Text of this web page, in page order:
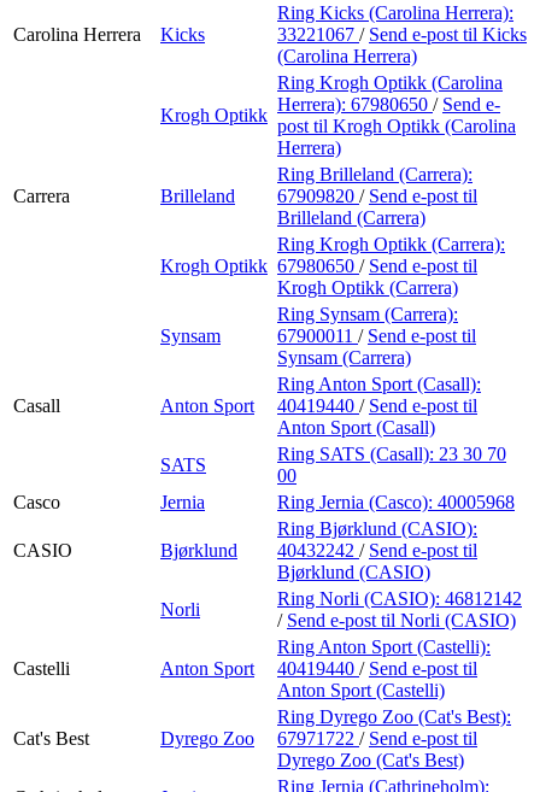
Carolina Herrera Kicks
Ring Kicks (Carolina Herrera):
33221067 / Send e-post til Kicks
(Carolina Herrera)
Krogh Optikk
Ring Krogh Optikk (Carolina
Herrera): 67980650 / Send e-
post til Krogh Optikk (Carolina
Herrera)
Carrera Brilleland
Ring Brilleland (Carrera):
67909820 / Send e-post til
Brilleland (Carrera)
Krogh Optikk
Ring Krogh Optikk (Carrera):
67980650 / Send e-post til
Krogh Optikk (Carrera)
Synsam
Ring Synsam (Carrera):
67900011 / Send e-post til
Synsam (Carrera)
Casall Anton Sport
Ring Anton Sport (Casall):
40419440 / Send e-post til
Anton Sport (Casall)
SATS
Ring SATS (Casall): 23 30 70
00
Casco
Jernia Ring Jernia (Casco): 40005968
CASIO Bjørklund
Ring Bjørklund (CASIO):
40432242 / Send e-post til
Bjørklund (CASIO)
Norli
Ring Norli (CASIO): 46812142
/ Send e-post til Norli (CASIO)
Castelli Anton Sport
Ring Anton Sport (Castelli):
40419440 / Send e-post til
Anton Sport (Castelli)
Cat's Best Dyrego Zoo
Ring Dyrego Zoo (Cat's Best):
67971722 / Send e-post til
Dyrego Zoo (Cat's Best)
Ring Jernia (Cathrineholm):